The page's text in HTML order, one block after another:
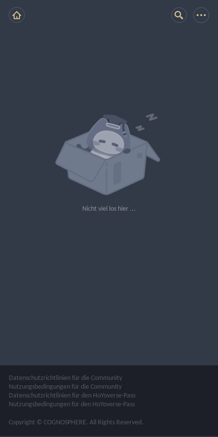
Nicht viel los hier ...
Datenschutzrichtlinien für die Community
Nutzungsbedingungen für die Community
Datenschutzrichtlinien für den HoYoverse-Pass
Nutzungsbedingungen für den HoYoverse-Pass
Copyright © COGNOSPHERE. All Rights Reserved.